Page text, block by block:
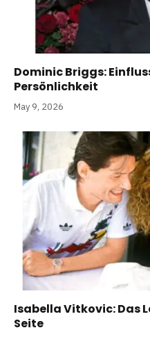
Dominic Briggs:
Persönlichkeit
May 9, 2026
Isabella Vitkovic: Das
Seite